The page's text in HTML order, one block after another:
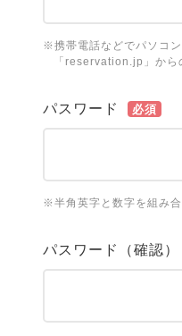
※携帯電話などでパソコ
「reservation.jp」から
パスワード 必須
※半角英字と数字を組み
パスワード（確認）